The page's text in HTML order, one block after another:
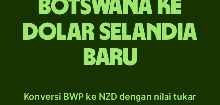
Botswana ke
dolar Selandia
Baru
Konversi BWP ke NZD dengan nilai tukar